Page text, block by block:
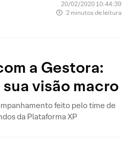
20/02/2020 10:44:39
2 minutos de leitura
a Gestora:
visão macro
feito pelo time de
da Plataforma XP